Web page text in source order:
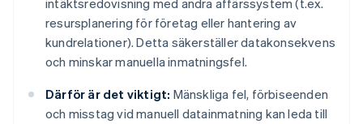
intäktsredovisning med andra affärssystem (t.ex.
resursplanering för företag eller hantering av
kundrelationer). Detta säkerställer datakonsekvens
och minskar manuella inmatningsfel.
Därför är det viktigt: Mänskliga fel, förbiseenden
och misstag vid manuell datainmatning kan leda till